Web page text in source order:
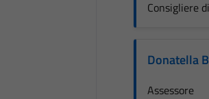
Consigliere
Donatella
Assessore